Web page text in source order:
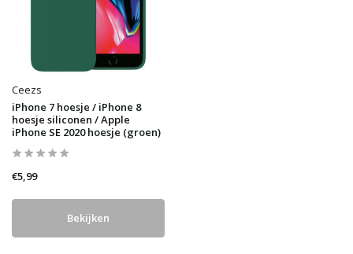
Ceezs
iPhone 7 hoesje / iPhone 8
hoesje siliconen / Apple
iPhone SE 2020 hoesje (groen)
€5,99
Bekijken